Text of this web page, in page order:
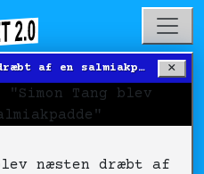
Simon Tang blev næsten dræbt af en salmiakpadde ×
næsten dræbt af